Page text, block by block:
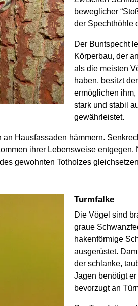
beweglicher
der Spechthöhle
Der Buntspecht
Körperbau, der
als die meisten
haben, besitzt
ermöglichen
stark und stabil
gewährleistet.
an Hausfassaden hämmern.
ihrer Lebensweise
gewohnten Totholzes
Turmfalke
Die Vögel sind
graue
hakenförmige
ausgerüstet.
der schlanke,
Jagen benötigt
bevorzugt an